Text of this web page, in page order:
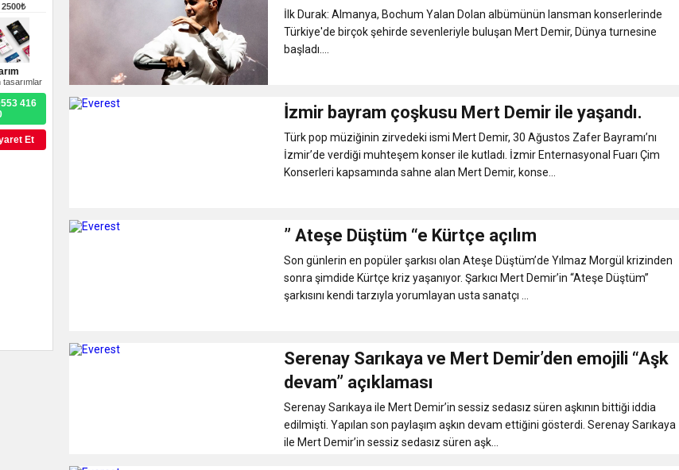
2500₺
416
Et
18:59 Trabzonspor Mitongo Transferini KAP’a Bildirdi
İlk Durak: Almanya, Bochum Yalan Dolan albümünün lansman konserlerinde
Türkiye'de birçok şehirde sevenleriyle buluşan Mert Demir, Dünya turnesine
başladı....
İzmir bayram çoşkusu Mert Demir ile yaşandı.
Türk pop müziğinin zirvedeki ismi Mert Demir, 30 Ağustos Zafer Bayramı’nı
İzmir’de verdiği muhteşem konser ile kutladı. İzmir Enternasyonal Fuarı Çim
Konserleri kapsamında sahne alan Mert Demir, konse...
” Ateşe Düştüm “e Kürtçe açılım
Son günlerin en popüler şarkısı olan Ateşe Düştüm’de Yılmaz Morgül krizinden
sonra şimdide Kürtçe kriz yaşanıyor. Şarkıcı Mert Demir’in “Ateşe Düştüm”
şarkısını kendi tarzıyla yorumlayan usta sanatçı ...
Serenay Sarıkaya ve Mert Demir’den emojili “Aşk
devam” açıklaması
Serenay Sarıkaya ile Mert Demir’in sessiz sedasız süren aşkının bittiği iddia
edilmişti. Yapılan son paylaşım aşkın devam ettiğini gösterdi. Serenay Sarıkaya
ile Mert Demir’in sessiz sedasız süren aşk...